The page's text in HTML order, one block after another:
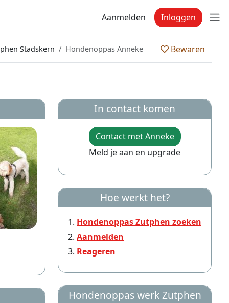
Aanmelden Inloggen
Stadskern Hondenoppas Anneke Bewaren
In contact komen
Contact met Anneke
Meld je aan en upgrade
Hoe werkt het?
Hondenoppas Zutphen zoeken
Aanmelden
Reageren
Hondenoppas werk Zutphen